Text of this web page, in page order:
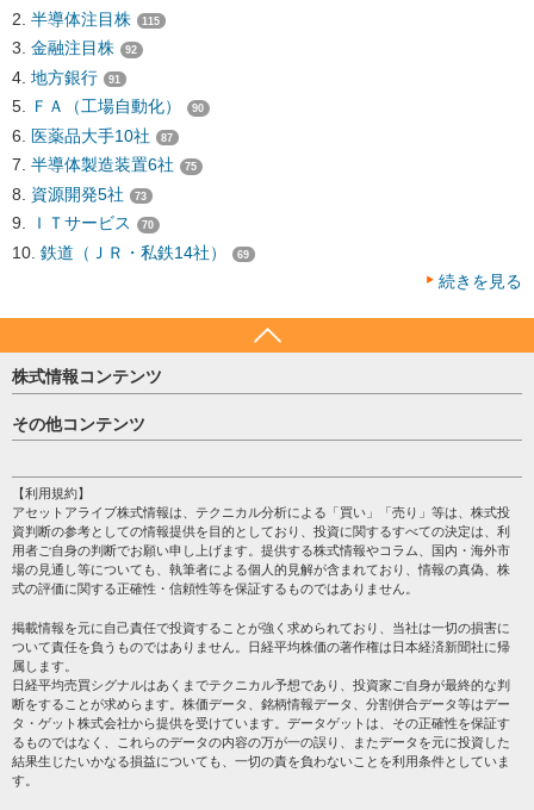
半導体注目株 115
金融注目株 92
地方銀行 91
ＦＡ（工場自動化） 90
医薬品大手10社 87
半導体製造装置6社 75
資源開発5社 73
ＩＴサービス 70
鉄道（ＪＲ・私鉄14社） 69
続きを見る
株式情報コンテンツ
日経平均
売買シグナル
株テーマ情報
海外市況
投資カレンダー
格付け情報
その他コンテンツ
個人情報保護方針
プライバシーポリシー
会社案内
サイトマップ
過去データ
【利用規約】
アセットアライブ株式情報は、テクニカル分析による「買い」「売り」等は、株式投
資判断の参考としての情報提供を目的としており、投資に関するすべての決定は、利
用者ご自身の判断でお願い申し上げます。提供する株式情報やコラム、国内・海外市
場の見通し等についても、執筆者による個人的見解が含まれており、情報の真偽、株
式の評価に関する正確性・信頼性等を保証するものではありません。
掲載情報を元に自己責任で投資することが強く求められており、当社は一切の損害に
ついて責任を負うものではありません。日経平均株価の著作権は日本経済新聞社に帰
属します。
日経平均売買シグナルはあくまでテクニカル予想であり、投資家ご自身が最終的な判
断をすることが求めらます。株価データ、銘柄情報データ、分割併合データ等はデー
タ・ゲット株式会社から提供を受けています。データゲットは、その正確性を保証す
るものではなく、これらのデータの内容の万が一の誤り、またデータを元に投資した
結果生じたいかなる損益についても、一切の責を負わないことを利用条件としていま
す。